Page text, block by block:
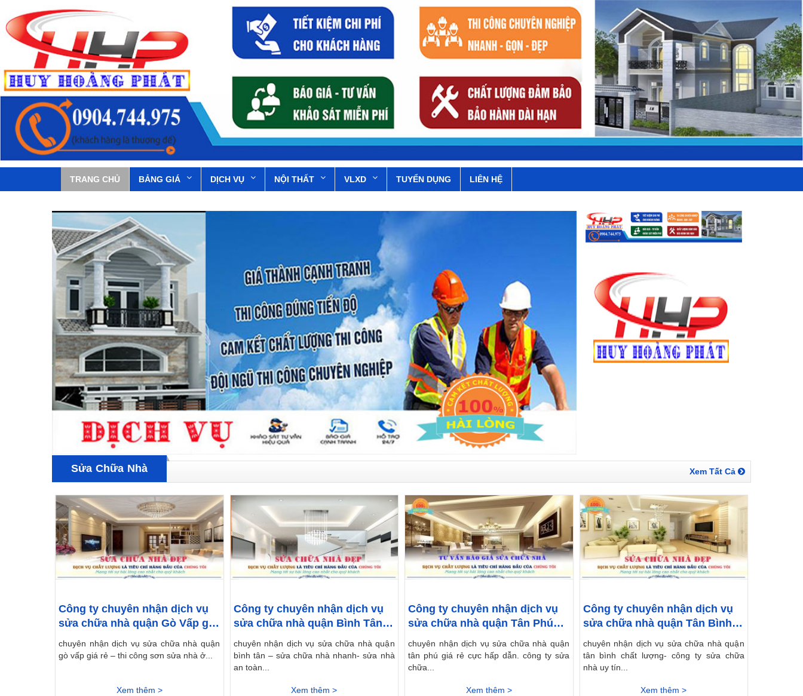
TRANG CHỦ BẢNG GIÁ DỊCH VỤ NỘI THẤT VLXD TUYỂN DỤNG LIÊN HỆ
Sửa Chữa Nhà Xem Tất Cả
Công ty chuyên nhận dịch vụ
sửa chữa nhà quận Gò Vấp giá
rẻ
chuyên nhận dịch vụ sửa chữa nhà quận
gò vấp giá rẻ – thi công sơn sửa nhà ở...
Xem thêm >
Công ty chuyên nhận dịch vụ
sửa chữa nhà quận Bình Tân
giá rẻ
chuyên nhận dịch vụ sửa chữa nhà quận
bình tân – sửa chữa nhà nhanh- sửa nhà
an toàn...
Xem thêm >
Công ty chuyên nhận dịch vụ
sửa chữa nhà quận Tân Phú
giá rẻ
chuyên nhận dịch vụ sửa chữa nhà quận
tân phú giá rẻ cực hấp dẫn. công ty sửa
chữa...
Xem thêm >
Công ty chuyên nhận dịch vụ
sửa chữa nhà quận Tân Bình
giá rẻ
chuyên nhận dịch vụ sửa chữa nhà quận
tân bình chất lượng- công ty sửa chữa
nhà uy tín...
Xem thêm >